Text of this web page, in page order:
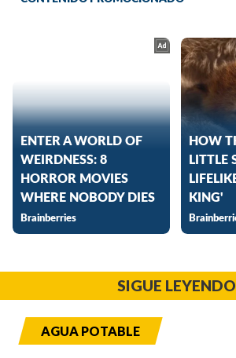
SIGUE LEYENDO
AGUA POTABLE